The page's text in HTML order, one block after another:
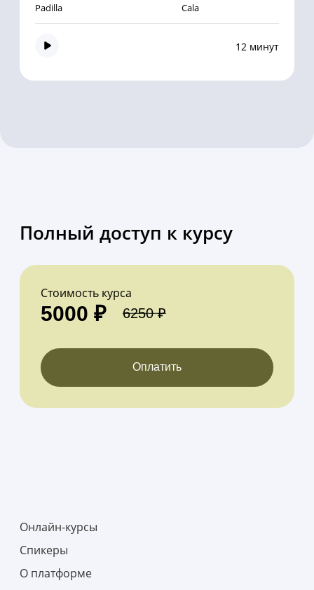
12 минут
Полный доступ к курсу
Стоимость курса
5000 ₽ 6250 ₽
Оплатить
Онлайн-курсы
Спикеры
О платформе